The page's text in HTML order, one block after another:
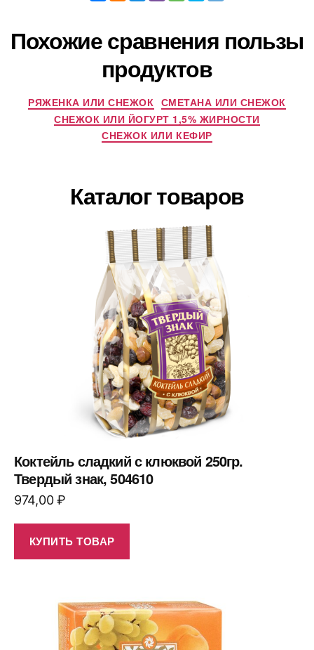
Похожие сравнения пользы
продуктов
РЯЖЕНКА ИЛИ СНЕЖОК СМЕТАНА ИЛИ СНЕЖОК
СНЕЖОК ИЛИ ЙОГУРТ 1,5% ЖИРНОСТИ
СНЕЖОК ИЛИ КЕФИР
Каталог товаров
Коктейль сладкий с клюквой 250гр.
Твердый знак, 504610
974,00₽
КУПИТЬ ТОВАР